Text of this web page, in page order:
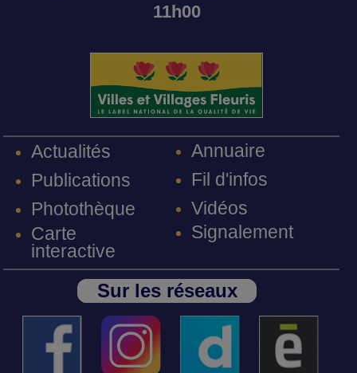
11h00
Actualités
Publications
Photothèque
Carte
interactive
Annuaire
Fil d'infos
Vidéos
Signalement
Sur les réseaux